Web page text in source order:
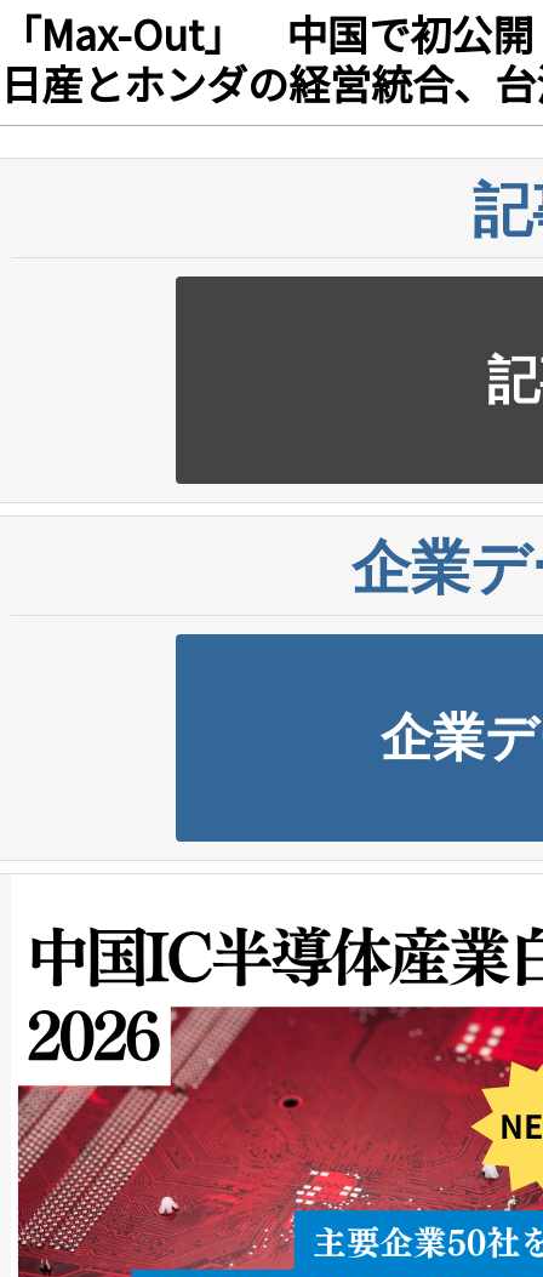
「Max-Out」 中国で初公開
日産とホンダの経営統合、
企業
企業